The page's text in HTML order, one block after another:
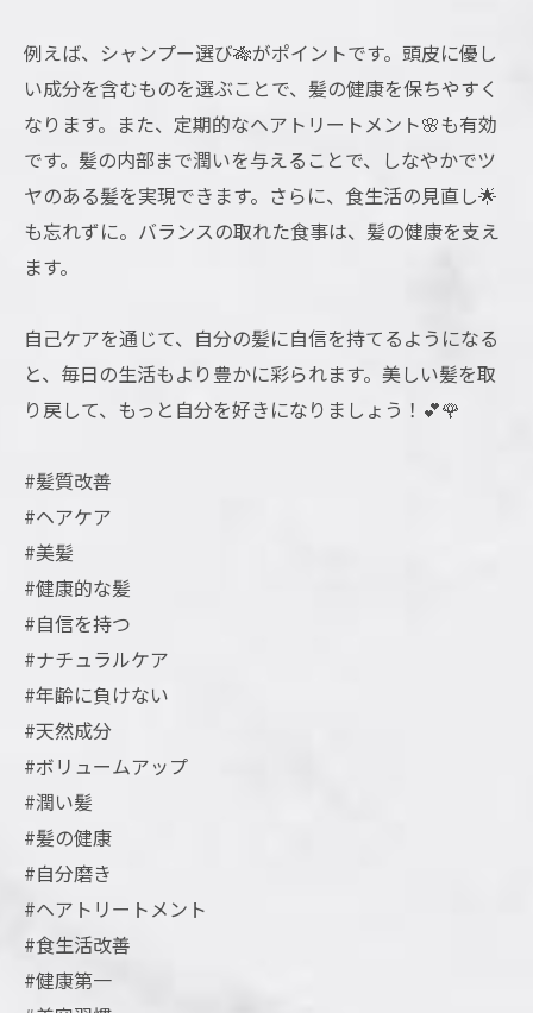
例えば、シャンプー選び🎋がポイントです。頭皮に優し
い成分を含むものを選ぶことで、髪の健康を保ちやすく
なります。また、定期的なヘアトリートメント🌸も有効
です。髪の内部まで潤いを与えることで、しなやかでツ
ヤのある髪を実現できます。さらに、食生活の見直し🌟
も忘れずに。バランスの取れた食事は、髪の健康を支え
ます。
自己ケアを通じて、自分の髪に自信を持てるようになる
と、毎日の生活もより豊かに彩られます。美しい髪を取
り戻して、もっと自分を好きになりましょう！💕🌹
#髪質改善
#ヘアケア
#美髪
#健康的な髪
#自信を持つ
#ナチュラルケア
#年齢に負けない
#天然成分
#ボリュームアップ
#潤い髪
#髪の健康
#自分磨き
#ヘアトリートメント
#食生活改善
#健康第一